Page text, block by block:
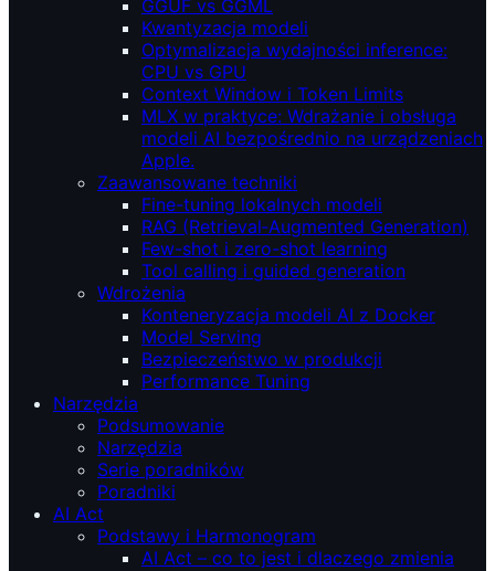
GGUF vs GGML
Kwantyzacja modeli
Optymalizacja wydajności inference:
CPU vs GPU
Context Window i Token Limits
MLX w praktyce: Wdrażanie i obsługa
modeli AI bezpośrednio na urządzeniach
Apple.
Zaawansowane techniki
Fine-tuning lokalnych modeli
RAG (Retrieval‑Augmented Generation)
Few-shot i zero-shot learning
Tool calling i guided generation
Wdrożenia
Konteneryzacja modeli AI z Docker
Model Serving
Bezpieczeństwo w produkcji
Performance Tuning
Narzędzia
Podsumowanie
Narzędzia
Serie poradników
Poradniki
AI Act
Podstawy i Harmonogram
AI Act – co to jest i dlaczego zmienia